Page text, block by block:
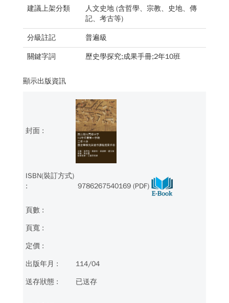
建議上架分類
人文史地 (含哲學、宗教、史地、傳
記、考古等)
分級註記 普遍級
關鍵字詞 歷史學探究;成果手冊;2年10班
顯示出版資訊
9786267540169 (PDF)
114/04
已送存